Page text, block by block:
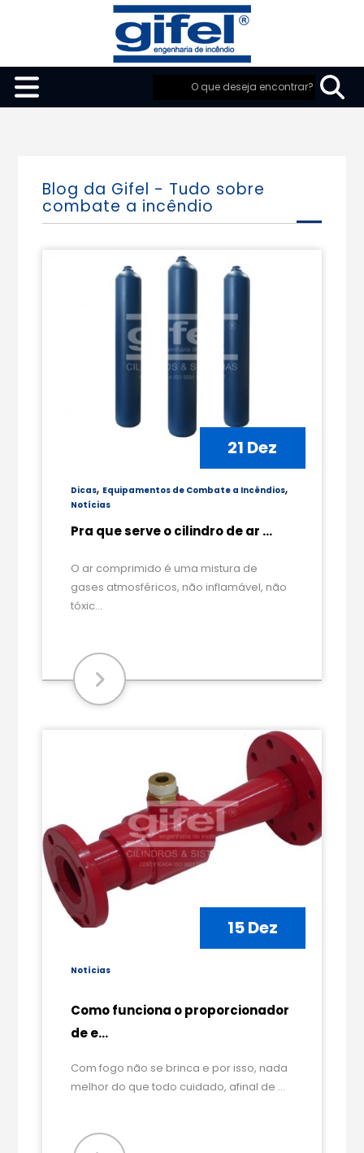
Blog da Gifel - Tudo sobre
combate a incêndio
Dicas, Equipamentos de Combate a Incêndios,
Notícias
21 Dez
Pra​ ​que​ ​serve​ ​o​ ​cilindro​ ​de​ ​ar​ ​...
O ar comprimido é uma mistura de
gases atmosféricos, não inflamável, não
tóxic...
Notícias
15 Dez
Como​ ​funciona​ ​o​ ​proporcionador​ ​
de​ ​e...
Com fogo não se brinca e por isso, nada
melhor do que todo cuidado, afinal de ...